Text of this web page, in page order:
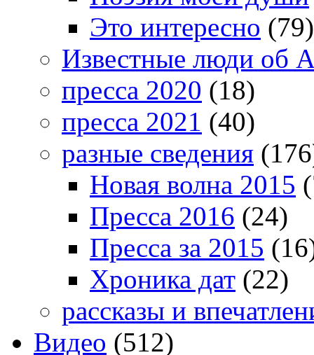
Это интересно (79)
Известные люди об
пресса 2020 (18)
пресса 2021 (40)
разные сведения
Новая волна 2015
Пресса 2016 (24)
Пресса за 2015
Хроника дат (22)
рассказы и
Видео (512)